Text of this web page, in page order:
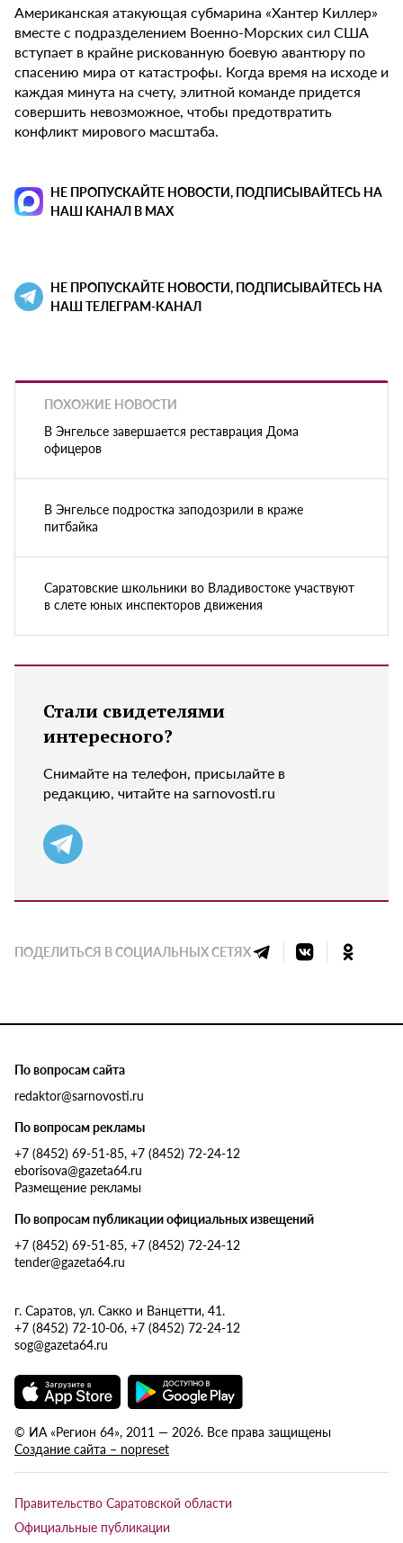
Американская атакующая субмарина «Хантер Киллер»
вместе с подразделением Военно-Морских сил США
вступает в крайне рискованную боевую авантюру по
спасению мира от катастрофы. Когда время на исходе и
каждая минута на счету, элитной команде придется
совершить невозможное, чтобы предотвратить
конфликт мирового масштаба.
НЕ ПРОПУСКАЙТЕ НОВОСТИ, ПОДПИСЫВАЙТЕСЬ НА
НАШ КАНАЛ В MAX
НЕ ПРОПУСКАЙТЕ НОВОСТИ, ПОДПИСЫВАЙТЕСЬ НА
НАШ ТЕЛЕГРАМ-КАНАЛ
ПОХОЖИЕ НОВОСТИ
В Энгельсе завершается реставрация Дома
офицеров
В Энгельсе подростка заподозрили в краже
питбайка
Саратовские школьники во Владивостоке участвуют
в слете юных инспекторов движения
Стали свидетелями
интересного?
Снимайте на телефон, присылайте в
редакцию, читайте на sarnovosti.ru
ПОДЕЛИТЬСЯ В СОЦИАЛЬНЫХ СЕТЯХ
По вопросам сайта
redaktor@sarnovosti.ru
По вопросам рекламы
+7 (8452) 69-51-85, +7 (8452) 72-24-12
eborisova@gazeta64.ru
Размещение рекламы
По вопросам публикации официальных извещений
+7 (8452) 69-51-85, +7 (8452) 72-24-12
tender@gazeta64.ru
г. Саратов, ул. Сакко и Ванцетти, 41.
+7 (8452) 72-10-06, +7 (8452) 72-24-12
sog@gazeta64.ru
© ИА «Регион 64», 2011 — 2026. Все права защищены
Создание сайта – nopreset
Правительство Саратовской области
Официальные публикации